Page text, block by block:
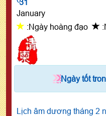
31
January
:Ngày hoàng đạo
Ngày tốt
Lịch âm dương tháng 2